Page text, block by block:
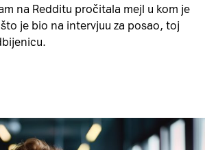
na Redditu pročitala mejl u kom je
je bio na intervjuu za posao, toj